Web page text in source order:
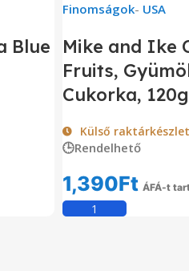
Blue
Finomságok- USA
Mike and Ike
Fruits,
Cukorka, 120g
Külső raktárkészlet
🕒Rendelhető
1,390Ft ÁFÁ-t